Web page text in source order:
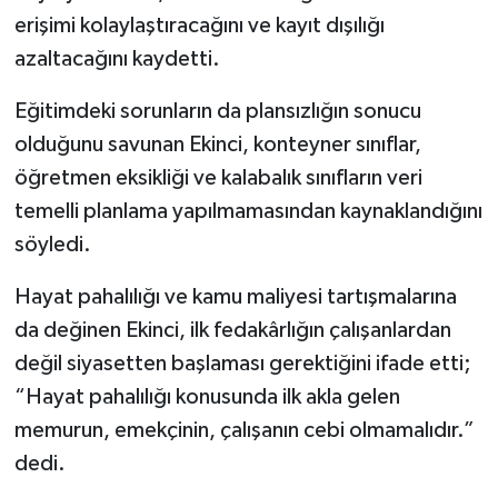
erişimi kolaylaştıracağını ve kayıt dışılığı
azaltacağını kaydetti.
Eğitimdeki sorunların da plansızlığın sonucu
olduğunu savunan Ekinci, konteyner sınıflar,
öğretmen eksikliği ve kalabalık sınıfların veri
temelli planlama yapılmamasından kaynaklandığını
söyledi.
Hayat pahalılığı ve kamu maliyesi tartışmalarına
da değinen Ekinci, ilk fedakârlığın çalışanlardan
değil siyasetten başlaması gerektiğini ifade etti;
“Hayat pahalılığı konusunda ilk akla gelen
memurun, emekçinin, çalışanın cebi olmamalıdır.”
dedi.